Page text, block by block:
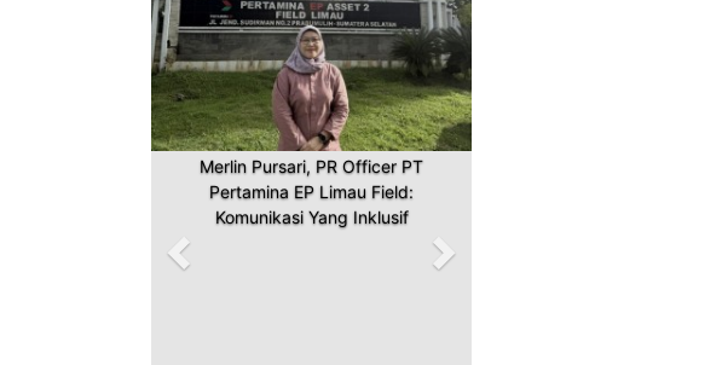
Merlin Pursari, PR Officer PT
Pertamina EP Limau Field:
Komunikasi Yang Inklusif